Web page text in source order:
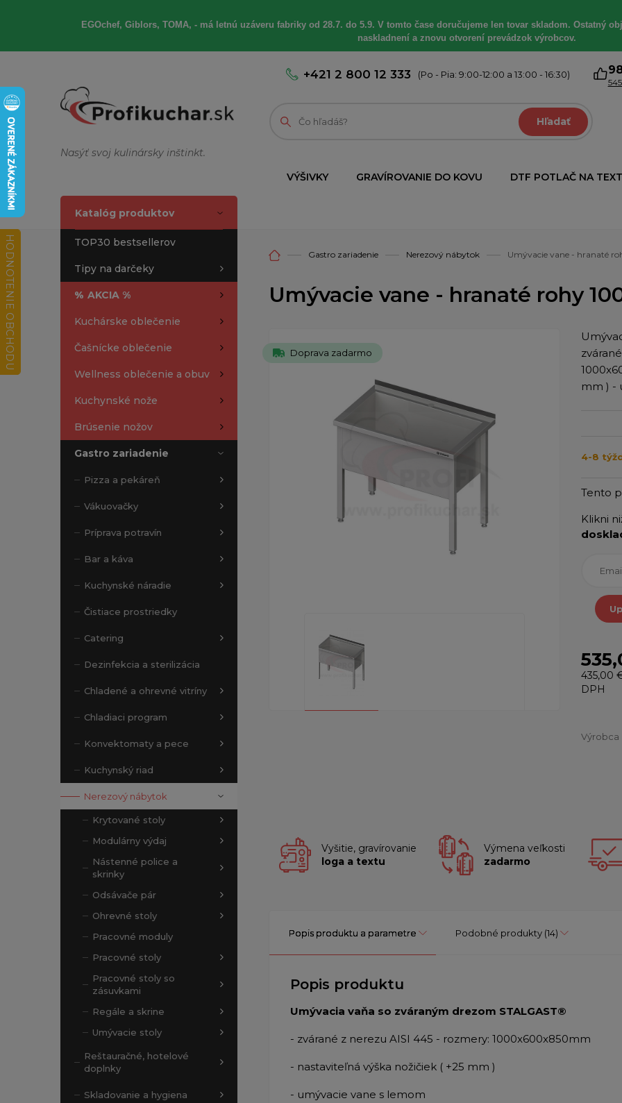
EGOchef, Giblors, TOMA, - má letnú uzáveru fabriky od 28.7. do 5.9. V tomto čase doručujeme len tovar skladom. Ostatný
naskladnení a znovu otvorení prevádzok výrobcov.
Nasýť svoj kulinársky inštinkt.
+421 2 800 12 333 (Po - Pia: 9:00-12:00 a 13:00 - 16:30)
Hľadať
VÝŠIVKY GRAVÍROVANIE DO KOVU DTF POTLAČ NA
Katalóg produktov
TOP30 bestsellerov
Tipy na darčeky
% AKCIA %
Kuchárske oblečenie
Čašnícke oblečenie
Wellness oblečenie a obuv
Kuchynské nože
Brúsenie nožov
Gastro zariadenie
Pizza a pekáreň
Vákuovačky
Príprava potravín
Bar a káva
Kuchynské náradie
Čistiace prostriedky
Catering
Dezinfekcia a sterilizácia
Chladené a ohrevné vitríny
Chladiaci program
Konvektomaty a pece
Kuchynský riad
Nerezový nábytok
Krytované stoly
Modulárny výdaj
Nástenné police a
skrinky
Odsávače pár
Ohrevné stoly
Pracovné moduly
Pracovné stoly
Pracovné stoly so
zásuvkami
Regále a skrine
Umývacie stoly
Reštauračné, hotelové
doplnky
Skladovanie a hygiena
Gastro zariadenie Nerezový nábytok Umývacie vane - hranaté
Umývacie vane - hranaté rohy
Doprava zadarmo
mm ) -
4-8
Tento
Klikni
435,00
DPH
Výrobca
Vyšitie, gravírovanie
loga a textu
Výmena veľkosti
zadarmo
Popis produktu a parametre Podobné produkty (14)
Popis produktu
Umývacia vaňa so zváraným drezom STALGAST®
- zvárané z nerezu AISI 445 - rozmery: 1000x600x850mm
- nastaviteľná výška nožičiek ( +25 mm )
- umývacie vane s lemom
HODNOTENIE OBCHODU